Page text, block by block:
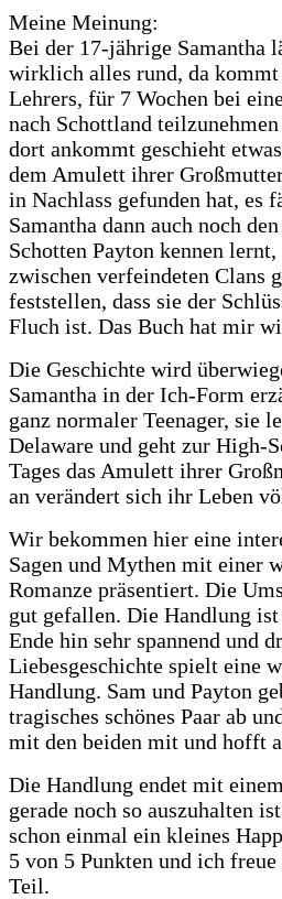
Meine Meinung:
Bei der 17-jährige Samantha
wirklich alles rund, da
Lehrers, für 7 Wochen bei
nach Schottland
dort ankommt geschieht
dem Amulett ihrer
in Nachlass gefunden hat, es
Samantha dann auch noch
Schotten Payton kennen
zwischen verfeindeten Clans
feststellen, dass sie der
Fluch ist. Das Buch hat mir
Die Geschichte wird
Samantha in der Ich-Form
ganz normaler Teenager, sie
Delaware und geht zur High-
Tages das Amulett ihrer
an verändert sich ihr Leben
Wir bekommen hier eine
Sagen und Mythen mit einer
Romanze präsentiert. Die
gut gefallen. Die Handlung
Ende hin sehr spannend und
Liebesgeschichte spielt eine
Handlung. Sam und Payton
tragisches schönes Paar ab
mit den beiden mit und hofft
Die Handlung endet mit
gerade noch so auszuhalten
schon einmal ein kleines
5 von 5 Punkten und ich
Teil.